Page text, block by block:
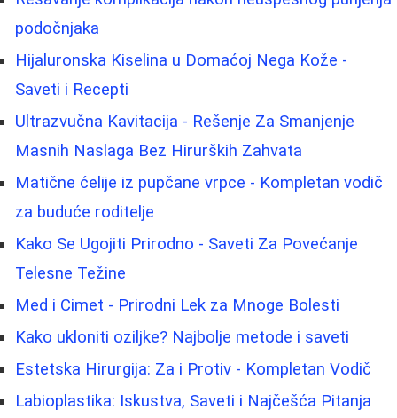
podočnjaka
Hijaluronska Kiselina u Domaćoj Nega Kože -
Saveti i Recepti
Ultrazvučna Kavitacija - Rešenje Za Smanjenje
Masnih Naslaga Bez Hirurških Zahvata
Matične ćelije iz pupčane vrpce - Kompletan vodič
za buduće roditelje
Kako Se Ugojiti Prirodno - Saveti Za Povećanje
Telesne Težine
Med i Cimet - Prirodni Lek za Mnoge Bolesti
Kako ukloniti oziljke? Najbolje metode i saveti
Estetska Hirurgija: Za i Protiv - Kompletan Vodič
Labioplastika: Iskustva, Saveti i Najčešća Pitanja